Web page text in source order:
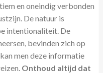
en oneindig verbonden
De natuur is
intentionaliteit. De
bevinden zich op
men deze informatie
Onthoud altijd dat